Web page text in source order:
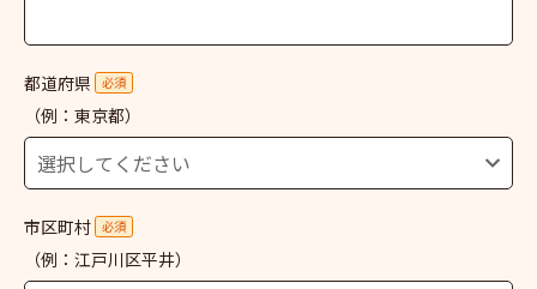
都道府県 必須
（例：東京都）
市区町村 必須
（例：江戸川区平井）